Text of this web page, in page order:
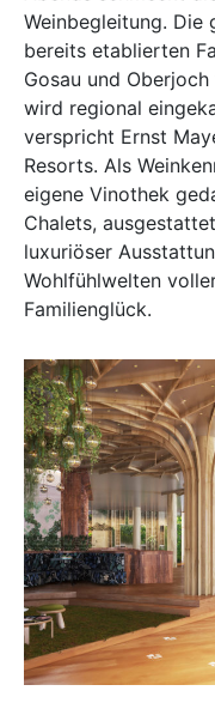
Weinbegleitung. Die
bereits etablierten
Gosau und
wird regional
verspricht Ernst
Resorts. Als
eigene Vinothek
Chalets,
luxuriöser
Wohlfühlwelten
Familienglück.